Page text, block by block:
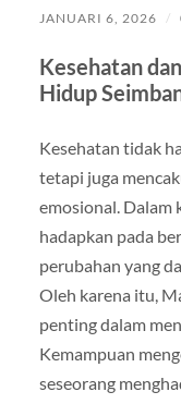
JANUARI 6, 2026 /
Kesehatan
Hidup
Kesehatan tidak
tetapi juga
emosional. Dalam
hadapkan pada
perubahan yang
Oleh karena itu,
penting dalam
Kemampuan
seseorang